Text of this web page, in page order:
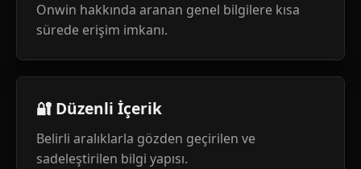
Onwin hakkında aranan genel bilgilere kısa
sürede erişim imkanı.
🔐 Düzenli İçerik
Belirli aralıklarla gözden geçirilen ve
sadeleştirilen bilgi yapısı.